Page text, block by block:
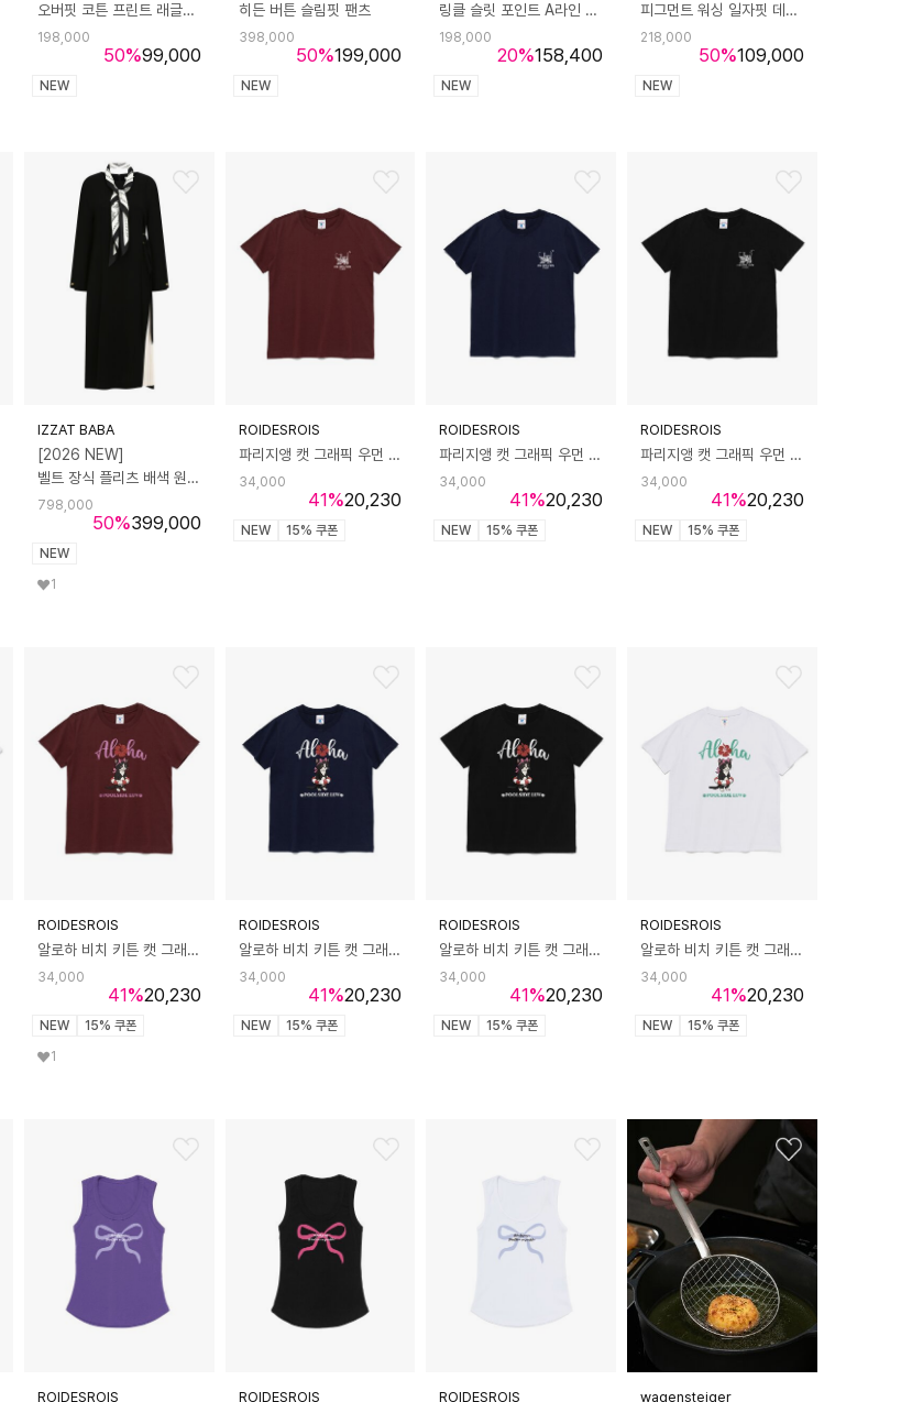
오버핏 코튼 프린트 래글런 티셔츠
50%
198,000
99,000
NEW
히든 버튼 슬림핏 팬츠
50%
398,000
199,000
NEW
링클 슬릿 포인트 A라인 스커트
20%
198,000
158,400
NEW
피그먼트 워싱 일자핏 데님 팬츠
50%
218,000
109,000
NEW
IZZAT BABA
[2026 NEW]
벨트 장식 플리츠 배색 원피스
50%
798,000
399,000
NEW
1
ROIDESROIS
파리지앵 캣 그래픽 우먼 반팔티 (와인)
41%
34,000
20,230
NEW 15% 쿠폰
ROIDESROIS
파리지앵 캣 그래픽 우먼 반팔티 (네이비)
41%
34,000
20,230
NEW 15% 쿠폰
ROIDESROIS
파리지앵 캣 그래픽 우먼 반팔티 (블랙)
41%
34,000
20,230
NEW 15% 쿠폰
ROIDESROIS
알로하 비치 키튼 캣 그래픽 우먼 반팔티 (와인)
41%
34,000
20,230
NEW
15% 쿠폰
1
ROIDESROIS
알로하 비치 키튼 캣 그래픽 우먼 반팔티 (네이비)
41%
34,000
20,230
NEW 15% 쿠폰
ROIDESROIS
알로하 비치 키튼 캣 그래픽 우먼 반팔티 (블랙)
41%
34,000
20,230
NEW 15% 쿠폰
ROIDESROIS
알로하 비치 키튼 캣 그래픽 우먼 반팔티 (화이트)
41%
34,000
20,230
NEW 15% 쿠폰
ROIDESROIS ROIDESROIS ROIDESROIS wagensteiger